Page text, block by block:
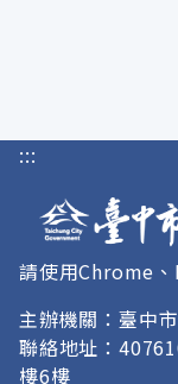
:::
請使用Chrome
主辦機關：臺中
聯絡地址：
樓6樓